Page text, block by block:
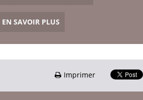
EN SAVOIR PLUS
Imprimer